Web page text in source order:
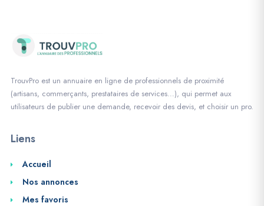
TrouvPro est un annuaire en ligne de professionnels de proximité
(artisans, commerçants, prestataires de services…), qui permet aux
utilisateurs de publier une demande, recevoir des devis, et choisir un pro.
Liens
Accueil
Nos annonces
Mes favoris